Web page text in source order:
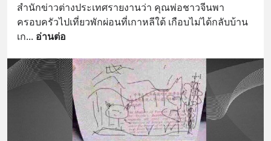
สำนักข่าวต่างประเทศรายงานว่า คุณพ่อชาวจีนพา
ครอบครัวไปเที่ยวพักผ่อนที่เกาหลีใต้ เกือบไม่ได้กลับบ้าน
เก... อ่านต่อ